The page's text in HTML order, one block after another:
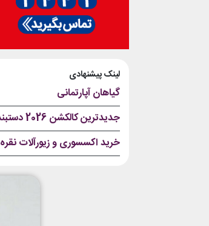
لینک پیشنهادی
گیاهان آپارتمانی
جدیدترین کالکشن 2026 دستبند نقره پاندورا
خرید اکسسوری و زیورآلات نقره